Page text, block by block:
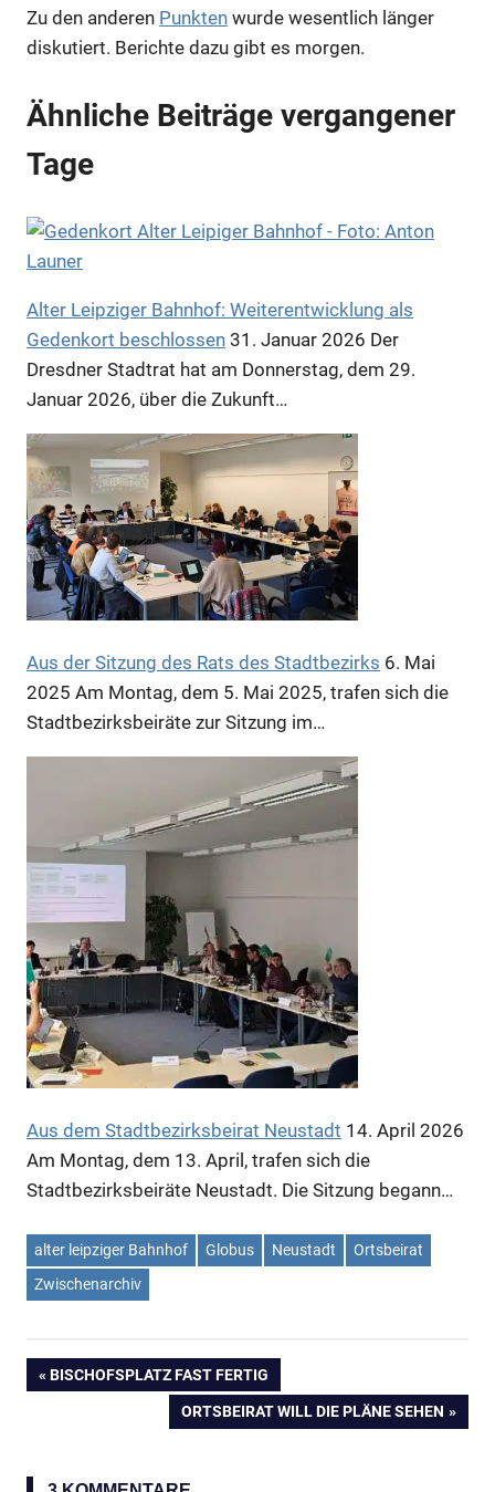
Zu den anderen Punkten wurde wesentlich länger
diskutiert. Berichte dazu gibt es morgen.
Ähnliche Beiträge vergangener
Tage
Alter Leipziger Bahnhof: Weiterentwicklung als
Gedenkort beschlossen 31. Januar 2026 Der
Dresdner Stadtrat hat am Donnerstag, dem 29.
Januar 2026, über die Zukunft…
Aus der Sitzung des Rats des Stadtbezirks 6. Mai
2025 Am Montag, dem 5. Mai 2025, trafen sich die
Stadtbezirksbeiräte zur Sitzung im…
Aus dem Stadtbezirksbeirat Neustadt 14. April 2026
Am Montag, dem 13. April, trafen sich die
Stadtbezirksbeiräte Neustadt. Die Sitzung begann…
alter leipziger Bahnhof Globus Neustadt
Ortsbeirat
Zwischenarchiv
Beitragsnavigation
VORHERIGER
BISCHOFSPLATZ FAST FERTIG
NÄCHSTER
ORTSBEIRAT WILL DIE PLÄNE SEHEN